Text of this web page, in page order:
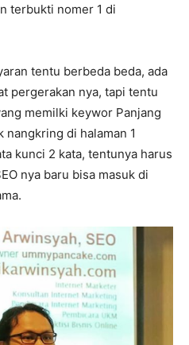
terbukti nomer 1 di
tentu berbeda beda, ada
pergerakan nya, tapi tentu
memilki keywor Panjang
nangkring di halaman 1
kunci 2 kata, tentunya harus
nya baru bisa masuk di